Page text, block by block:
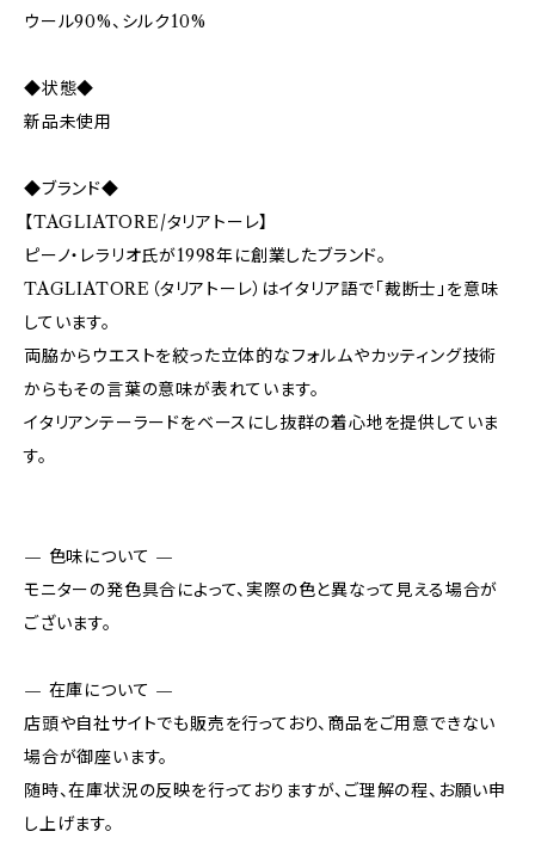
ウール90%、シルク10%
◆状態◆
新品未使用
◆ブランド◆
【TAGLIATORE/タリアトーレ】
ピーノ・レラリオ氏が1998年に創業したブランド。
TAGLIATORE（タリアトーレ）はイタリア語で「裁断士」を意味
しています。
両脇からウエストを絞った立体的なフォルムやカッティング技術
からもその言葉の意味が表れています。
イタリアンテーラードをベースにし抜群の着心地を提供していま
す。
— 色味について —
モニターの発色具合によって、実際の色と異なって見える場合が
ございます。
— 在庫について —
店頭や自社サイトでも販売を行っており、商品をご用意できない
場合が御座います。
随時、在庫状況の反映を行っておりますが、ご理解の程、お願い申
し上げます。